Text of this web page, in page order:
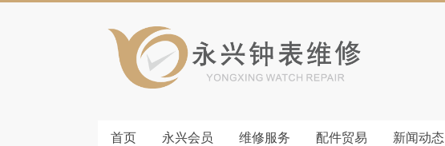
首页 永兴会员 维修服务 配件贸易 新闻动态